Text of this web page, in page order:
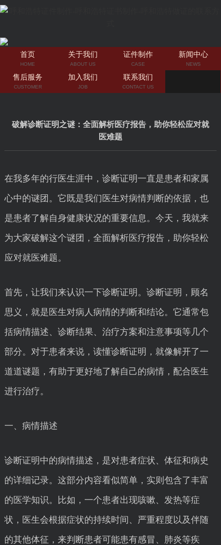
首页
HOME
关于我们
ABOUT US
证件制作
CASE
新闻中心
NEWS
售后服务
CUSTOMER
加入我们
JOB
联系我们
CONTACT US
破解诊断证明之谜：全面解析医疗报告，助你轻松应对就
医难题
在我多年的行医生涯中，诊断证明一直是患者和家属
心中的谜团。它既是我们医生对病情判断的依据，也
是患者了解自身健康状况的重要信息。今天，我就来
为大家破解这个谜团，全面解析医疗报告，助你轻松
应对就医难题。
首先，让我们来认识一下诊断证明。诊断证明，顾名
思义，就是医生对病人病情的判断和结论。它通常包
括病情描述、诊断结果、治疗方案和注意事项等几个
部分。对于患者来说，读懂诊断证明，就像解开了一
道道谜题，有助于更好地了解自己的病情，配合医生
进行治疗。
一、病情描述
诊断证明中的病情描述，是对患者症状、体征和病史
的详细记录。这部分内容看似简单，实则包含了丰富
的医学知识。比如，一个患者出现咳嗽、发热等症
状，医生会根据症状的持续时间、严重程度以及伴随
的其他体征，来判断患者可能患有感冒、肺炎等疾